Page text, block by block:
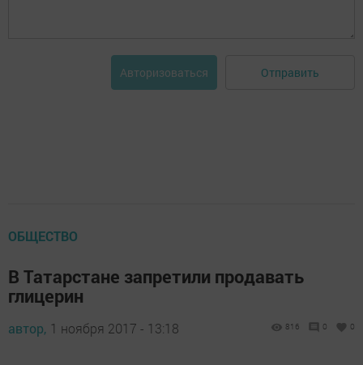
Авторизоваться Отправить
ОБЩЕСТВО
В Татарстане запретили продавать
глицерин
автор, 1 ноября 2017 - 13:18 816 0 0